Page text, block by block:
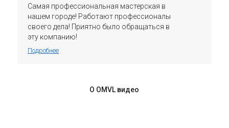
Самая профессиональная мастерская в
нашем городе! Работают профессионалы
своего дела! Приятно было обращаться в
эту компанию!
Подробнее
О OMVL видео